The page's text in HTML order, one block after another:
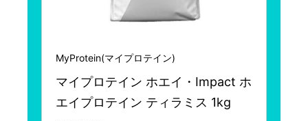
MyProtein(マイプロテイン)
マイプロテイン ホエイ・Impact ホ
エイプロテイン ティラミス 1kg